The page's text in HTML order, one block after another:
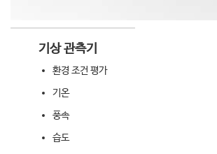
기상 관측기
환경 조건 평가
기온
풍속
습도